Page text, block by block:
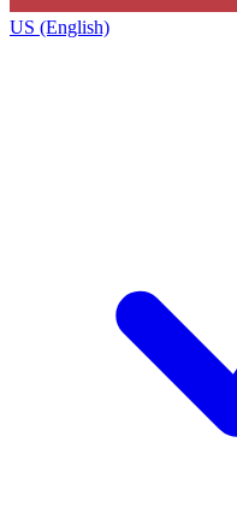
US (English)